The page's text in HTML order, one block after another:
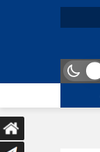
زنگ خطری برای